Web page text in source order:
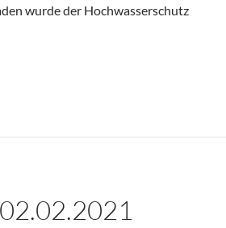
wurde der Hochwasserschutz